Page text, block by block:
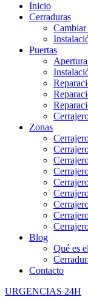
Inicio
Cerraduras
Cambiar
Puertas
Zonas
Blog
Qué es
Contacto
URGENCIAS 24H